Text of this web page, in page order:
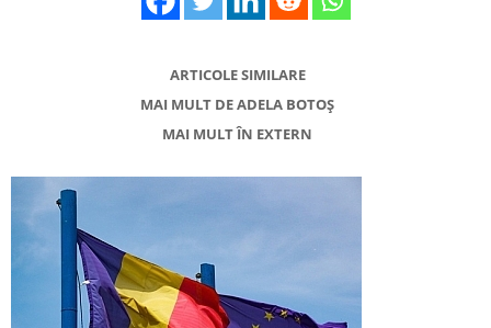
ARTICOLE SIMILARE
MAI MULT DE ADELA BOTOȘ
MAI MULT ÎN EXTERN